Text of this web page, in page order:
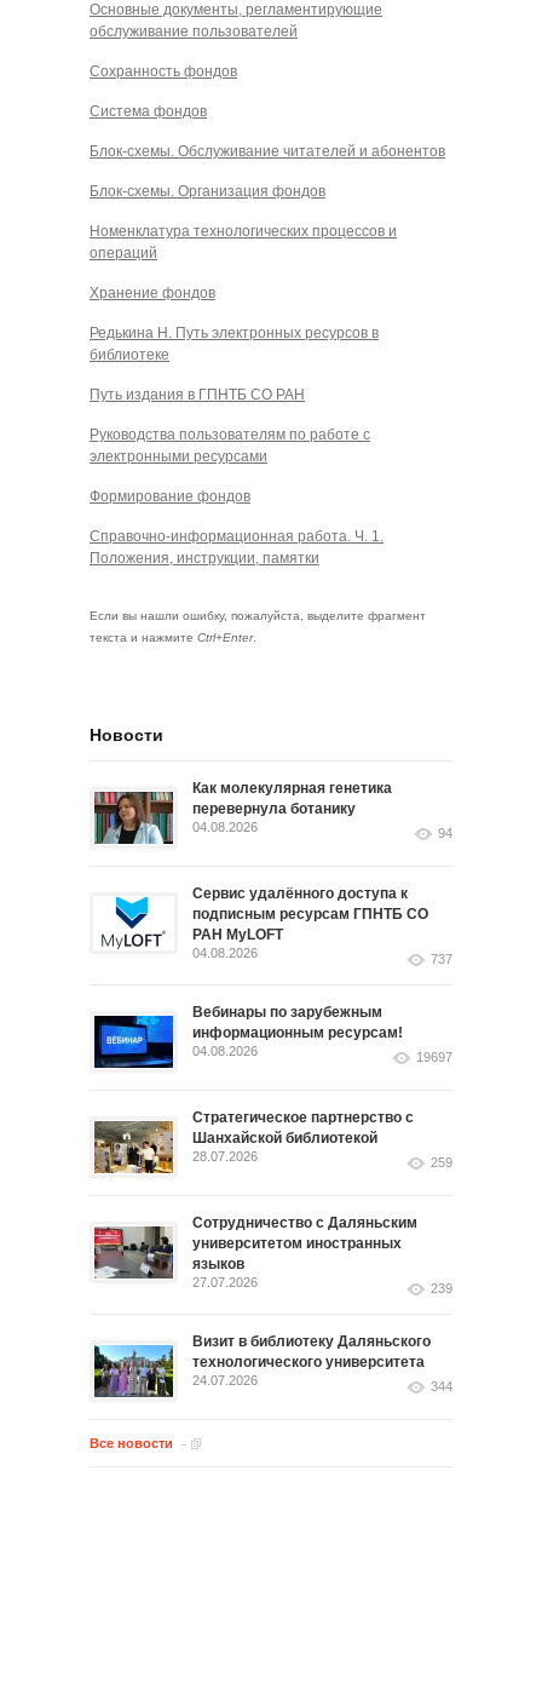
Основные документы, регламентирующие
обслуживание пользователей
Сохранность фондов
Система фондов
Блок-схемы. Обслуживание читателей и абонентов
Блок-схемы. Организация фондов
Номенклатура технологических процессов и
операций
Хранение фондов
Редькина Н. Путь электронных ресурсов в
библиотеке
Путь издания в ГПНТБ СО РАН
Руководства пользователям по работе с
электронными ресурсами
Формирование фондов
Справочно-информационная работа. Ч. 1.
Положения, инструкции, памятки
Если вы нашли ошибку, пожалуйста, выделите фрагмент
текста и нажмите Ctrl+Enter.
Новости
Как молекулярная генетика
перевернула ботанику
04.08.2026 94
Сервис удалённого доступа к
подписным ресурсам ГПНТБ СО
РАН MyLOFT
04.08.2026 737
Вебинары по зарубежным
информационным ресурсам!
04.08.2026 19697
Стратегическое партнерство с
Шанхайской библиотекой
28.07.2026 259
Сотрудничество с Даляньским
университетом иностранных
языков
27.07.2026 239
Визит в библиотеку Даляньского
технологического университета
24.07.2026 344
Все новости